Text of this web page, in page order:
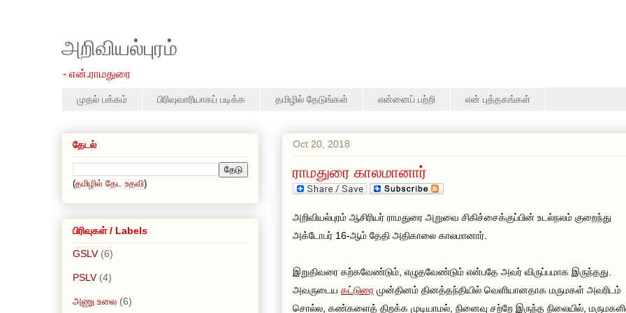
அறிவியல்புரம்
- என்.ராமதுரை
முதல் பக்கம் பிரிவுவாரியாகப் படிக்க தமிழில் தேடுங்கள் என்னைப் பற்றி என் புத்தகங்கள்
Oct 20, 2018
ராமதுரை காலமானார்
அறிவியல்புரம் ஆசிரியர் ராமதுரை அறுவை சிகிச்சைக்குப்பின் உடல்நலம் குறைந்து
அக்டோபர் 16-ஆம் தேதி அதிகாலை காலமானார்.
இறுதிவரை கற்கவேண்டும், எழுதவேண்டும் என்பதே அவர் விருப்பமாக இருந்தது.
அவருடைய கட்டுரை முன்தினம் தினத்தந்தியில் வெளியானதாக மருமகள் அவரிடம்
சொல்ல, கண்களைத் திறக்க முடியாமல், நினைவு சற்றே இருந்த நிலையில்,
தேடல்
(தமிழில் தேட உதவி)
பிரிவுகள் / Labels
GSLV (6)
PSLV (4)
அணு உலை (6)